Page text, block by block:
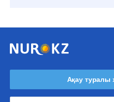
Ақау туралы